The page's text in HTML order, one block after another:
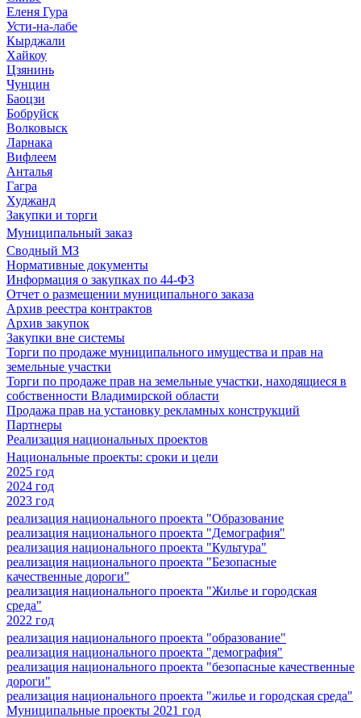
Еленя Гура
Усти-на-лабе
Кырджали
Хайкоу
Цзянинь
Чунцин
Баоцзи
Бобруйск
Волковыск
Ларнака
Вифлеем
Анталья
Гагра
Худжанд
Закупки и торги
Муниципальный заказ
Сводный МЗ
Нормативные документы
Информация о закупках по 44-ФЗ
Отчет о размещении муниципального заказа
Архив реестра контрактов
Архив закупок
Закупки вне системы
Торги по продаже муниципального имущества и прав на
земельные участки
Торги по продаже прав на земельные участки, находящиеся в
собственности Владимирской области
Продажа прав на установку рекламных конструкций
Партнеры
Реализация национальных проектов
Национальные проекты: сроки и цели
2025 год
2024 год
2023 год
реализация национального проекта "Образование
реализация национального проекта "Демография"
реализация национального проекта "Культура"
реализация национального проекта "Безопасные
качественные дороги"
реализация национального проекта "Жилье и городская
среда"
2022 год
реализация национального проекта "образование"
реализация национального проекта "демография"
реализация национального проекта "безопасные качественные
дороги"
реализация национального проекта "жилье и городская среда"
Муниципальные проекты 2021 год